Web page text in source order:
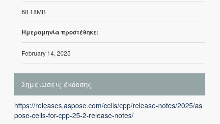
68.18MB
Ημερομηνία προστέθηκε:
February 14, 2025
Σημειώσεις έκδοσης
https://releases.aspose.com/cells/cpp/release-notes/2025/as
pose-cells-for-cpp-25-2-release-notes/